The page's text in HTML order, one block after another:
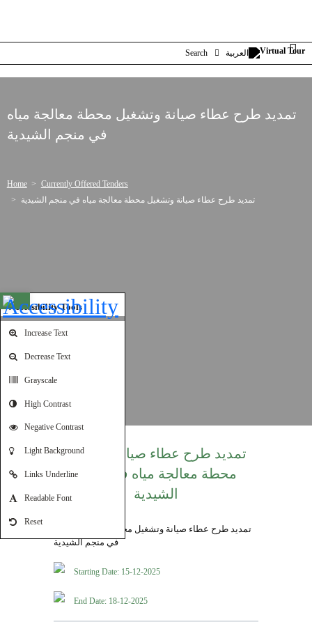
Open toolbar
Accessibility Tools
Increase Text
Decrease Text
Grayscale
High Contrast
Negative Contrast
Light Background
Links Underline
Readable Font
Reset
Search العربية
تمديد طرح عطاء صيانة وتشغيل محطة معالجة مياه
في منجم الشيدية
Home
Currently Offered Tenders
تمديد طرح عطاء صيانة وتشغيل محطة معالجة مياه في منجم الشيدية
تمديد طرح عطاء صيانة وتشغيل
محطة معالجة مياه في منجم
الشيدية
Starting Date: 15-12-2025
End Date: 18-12-2025